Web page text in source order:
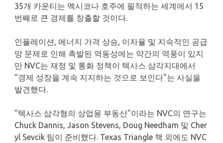
35개 카운티는 멕시코나 호주에 필적하는 세계에서 15
번째로 큰 경제를 창출할 것이다.
인플레이션, 에너지 가격 상승, 이자율 및 지속적인 공급
망 문제로 인해 촉발된 역동성에는 약간의 역풍이 있지
만 NVC는 재정 및 통화 정책이 텍사스 삼각지대에서
"경제 성장을 계속 지지하는 것으로 보인다"는 사실을
발견했다.
"텍사스 삼각형의 상업용 부동산"이라는 NVC의 연구는
Chuck Dannis, Jason Stevens, Doug Needham 및 Cher
yl Sevcik 팀이 준비했다. Texas Triangle 책 외에도 NVC